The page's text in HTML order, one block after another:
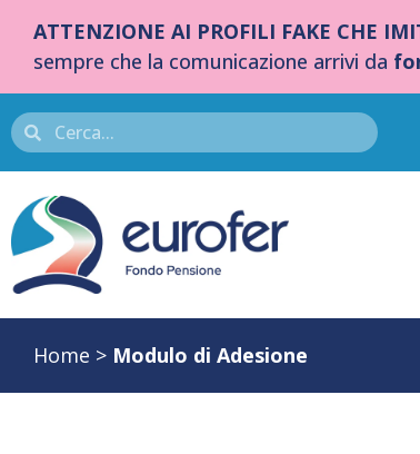
ATTENZIONE AI PROFILI FAKE CHE
sempre che la comunicazione arrivi da
Home > Modulo di Adesione